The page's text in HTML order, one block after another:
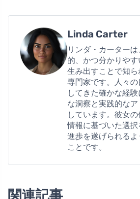
Linda Carter
リンダ・カーター
的、かつ分かりや
生み出すことで知
専門家です。人々
してきた確かな経
な洞察と実践的な
しています。彼女
情報に基づいた選
進歩を遂げられる
ことです。
関連記事